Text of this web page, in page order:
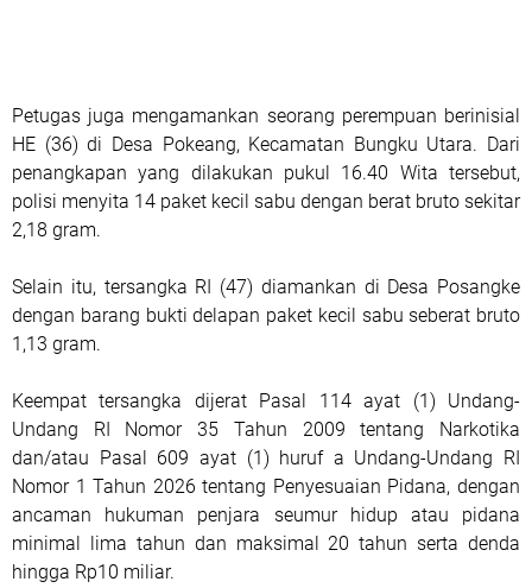
Petugas juga mengamankan seorang perempuan berinisial
HE (36) di Desa Pokeang, Kecamatan Bungku Utara. Dari
penangkapan yang dilakukan pukul 16.40 Wita tersebut,
polisi menyita 14 paket kecil sabu dengan berat bruto sekitar
2,18 gram.
Selain itu, tersangka RI (47) diamankan di Desa Posangke
dengan barang bukti delapan paket kecil sabu seberat bruto
1,13 gram.
Keempat tersangka dijerat Pasal 114 ayat (1) Undang-
Undang RI Nomor 35 Tahun 2009 tentang Narkotika
dan/atau Pasal 609 ayat (1) huruf a Undang-Undang RI
Nomor 1 Tahun 2026 tentang Penyesuaian Pidana, dengan
ancaman hukuman penjara seumur hidup atau pidana
minimal lima tahun dan maksimal 20 tahun serta denda
hingga Rp10 miliar.